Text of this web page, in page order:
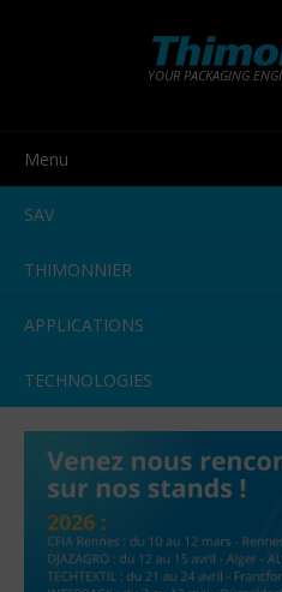
YOUR PACKAGING
Menu
SAV
THIMONNIER
APPLICATIONS
TECHNOLOGIES